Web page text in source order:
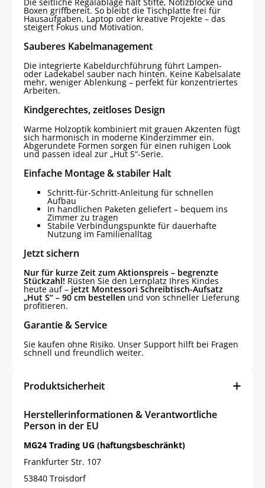
Boxen griffbereit. So bleibt die Tischplatte frei für
Hausaufgaben, Laptop oder kreative Projekte – das
steigert Fokus und Motivation.
Sauberes Kabelmanagement
Die integrierte Kabeldurchführung führt Lampen-
oder Ladekabel sauber nach hinten. Keine Kabelsalate
mehr, weniger Ablenkung – perfekt für konzentriertes
Arbeiten.
Kindgerechtes, zeitloses Design
Warme Holzoptik kombiniert mit grauen Akzenten fügt
sich harmonisch in moderne Kinderzimmer ein.
Abgerundete Formen sorgen für einen ruhigen Look
und passen ideal zur „Hut S“-Serie.
Einfache Montage & stabiler Halt
Schritt-für-Schritt-Anleitung für schnellen
Aufbau
In handlichen Paketen geliefert – bequem ins
Zimmer zu tragen
Stabile Verbindungspunkte für dauerhafte
Nutzung im Familienalltag
Jetzt sichern
Nur für kurze Zeit zum Aktionspreis – begrenzte
Stückzahl! Rüsten Sie den Lernplatz Ihres Kindes
heute auf – jetzt Montessori Schreibtisch-Aufsatz
„Hut S“ – 90 cm bestellen und von schneller Lieferung
profitieren.
Garantie & Service
Sie kaufen ohne Risiko. Unser Support hilft bei Fragen
schnell und freundlich weiter.
Produktsicherheit
Herstellerinformationen & Verantwortliche
Person in der EU
MG24 Trading UG (haftungsbeschränkt)
Frankfurter Str. 107
53840 Troisdorf